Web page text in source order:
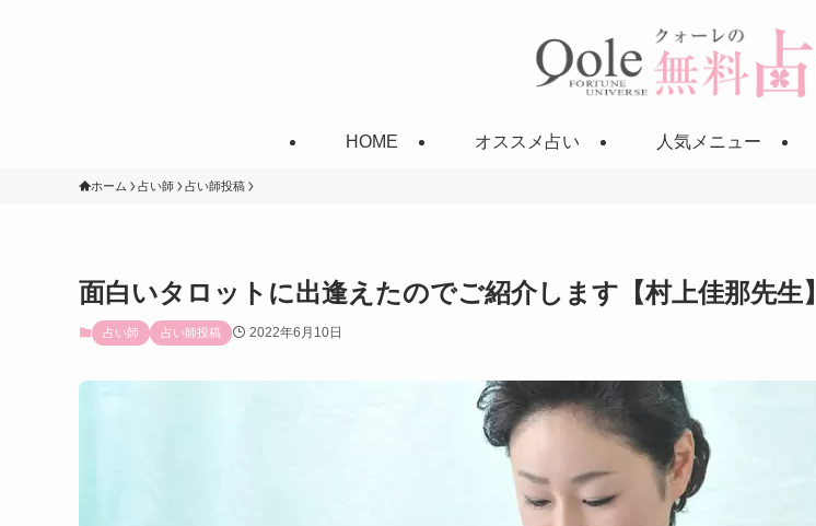
HOME オススメ占い 人気メニュー
ホーム 占い師 占い師投稿
面白いタロットに出逢えたのでご紹介します【村上佳那先生】
占い師 占い師投稿 2022年6月10日